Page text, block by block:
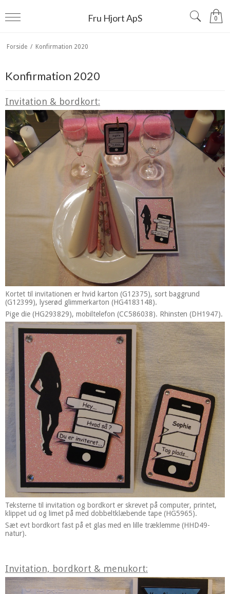
Fru Hjort ApS 0
Forside / Konfirmation 2020
Konfirmation 2020
Invitation & bordkort:
Kortet til invitationen er hvid karton (G12375), sort baggrund
(G12399), lyserød glimmerkarton (HG4183148).
Pige die (HG293829), mobiltelefon (CC586038). Rhinsten (DH1947).
Teksterne til invitation og bordkort er skrevet på computer, printet,
klippet ud og limet på med dobbeltklæbende tape (HG5965).
Sæt evt bordkort fast på et glas med en lille træklemme (HHD49-
natur).
Invitation, bordkort & menukort: